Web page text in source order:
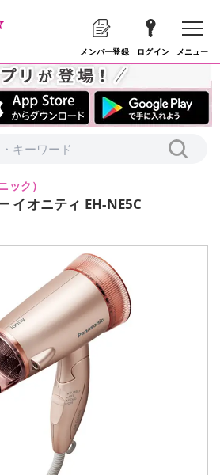
メンバー登録 ログイン メニュー
ック ）
イオニティ EH-NE5C